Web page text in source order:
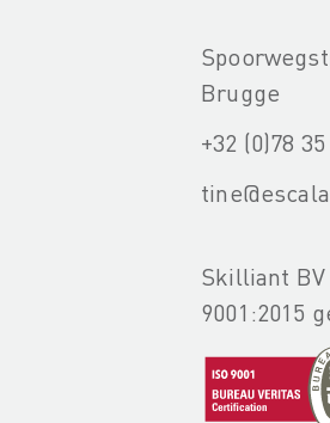
Brugge
+32 (0)78
Skilliant BV
9001:2015